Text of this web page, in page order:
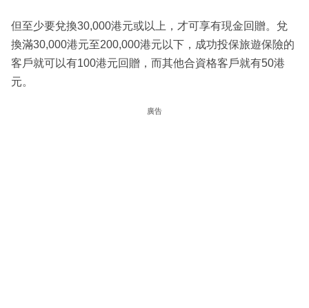
但至少要兌換30,000港元或以上，才可享有現金回贈。兌
換滿30,000港元至200,000港元以下，成功投保旅遊保險的
客戶就可以有100港元回贈，而其他合資格客戶就有50港
元。
廣告